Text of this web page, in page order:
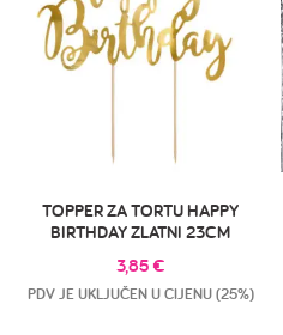
TOPPER ZA TORTU HAPPY
BIRTHDAY ZLATNI 23CM
3,85 €
PDV JE UKLJUČEN U CIJENU (25%)